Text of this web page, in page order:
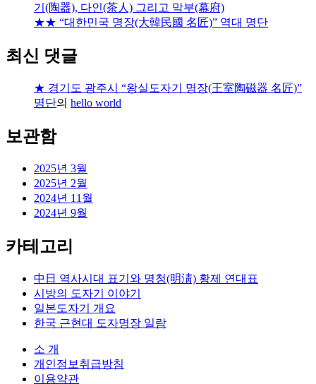
기(陶器), 다인(茶人) 그리고 막부(幕府)
★★ “대한민국 명장(大韓民國 名匠)” 역대 명단
최신 댓글
★ 경기도 광주시 “왕실도자기 명장(王室陶磁器 名匠)”
명단의 hello world
보관함
2025년 3월
2025년 2월
2024년 11월
2024년 9월
카테고리
中日 역사시대 표기와 명청(明淸) 황제 연대표
시방의 도자기 이야기
일본도자기 개요
한국 근현대 도자명장 일람
소 개
개인정보취급방침
이용약관